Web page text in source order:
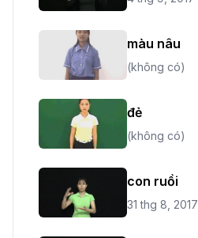
màu nâu
(không có)
đẻ
(không có)
con ruồi
31 thg 8, 2017